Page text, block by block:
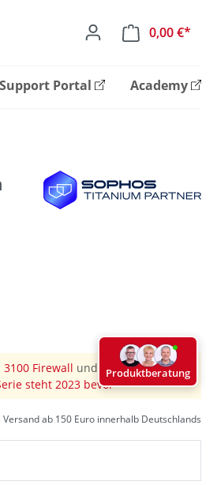
0,00 €*
Support Portal Academy
3100 Firewall und diesen
steht 2023 bevor"
Versand ab 150 Euro innerhalb Deutschlands
Produktberatung